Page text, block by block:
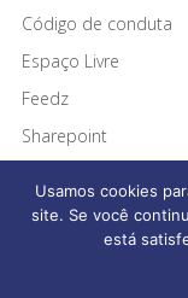
Código de conduta
Espaço Livre
Feedz
Sharepoint
Afonso França
Usamos cookies
site. Se você
está